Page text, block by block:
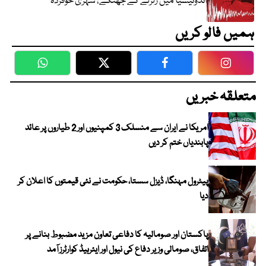
ہمیں فالو کریں
WhatsApp Twitter Facebook
متعلقہ خبریں
امریکا نے ایران سے منسلک 3 کمپنیوں اور 2 طیاروں پر عائد
پابندیاں ختم کر دیں
پیٹرول مہنگا، ڈیزل سستا، حکومت نے نئی قیمتوں کا اعلان کر
دیا
پاکستان اور صومالیہ کا دفاعی تعاون مزید مضبوط بنانے پر
اتفاق، صومالی وزیر دفاع کی نیول اور ایئرہیڈ کوارٹرز آمد